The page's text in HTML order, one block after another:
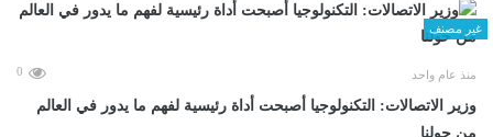
غير مصنف
منذ عام واحد 0
وزير الاتصالات: التكنولوجيا أصبحت أداة رئيسية لفهم ما يدور في العالم
من حولنا